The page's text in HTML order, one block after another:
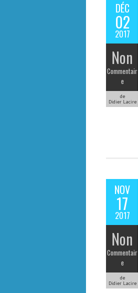
DÉC
02
2017
Non
Commentair
e
de
Didier Lacire
NOV
17
2017
Non
Commentair
e
de
Didier Lacire